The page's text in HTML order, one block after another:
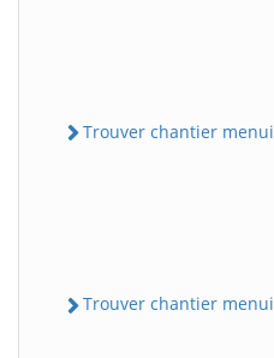
Trouver chantier
Trouver chantier